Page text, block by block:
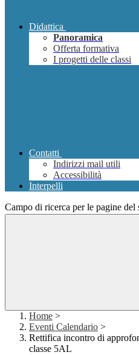
Didattica
Panoramica
Offerta formativa
I progetti delle classi
Contatti
Indirizzi mail utili
Accessibilità
Interpelli
Campo di ricerca per le pagine del
Home >
Eventi Calendario >
Rettifica incontro di
classe 5AL